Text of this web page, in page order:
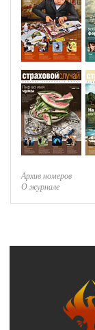
Архив номеров
О журнале